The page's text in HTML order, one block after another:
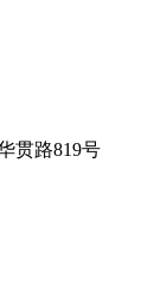
贯路819号